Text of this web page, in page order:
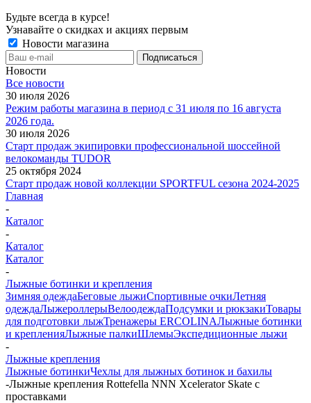
Будьте всегда в курсе!
Узнавайте о скидках и акциях первым
Новости магазина
Новости
Все новости
30 июля 2026
Режим работы магазина в период с 31 июля по 16 августа
2026 года.
30 июля 2026
Старт продаж экипировки профессиональной шоссейной
велокоманды TUDOR
25 октября 2024
Старт продаж новой коллекции SPORTFUL сезона 2024-2025
Главная
-
Каталог
-
Каталог
Каталог
-
Лыжные ботинки и крепления
Зимняя одеждаБеговые лыжиСпортивные очкиЛетняя
одеждаЛыжероллерыВелоодеждаПодсумки и рюкзакиТовары
для подготовки лыжТренажеры ERCOLINAЛыжные ботинки
и крепленияЛыжные палкиШлемыЭкспедиционные лыжи
-
Лыжные крепления
Лыжные ботинкиЧехлы для лыжных ботинок и бахилы
-Лыжные крепления Rottefella NNN Xcelerator Skate с
проставками